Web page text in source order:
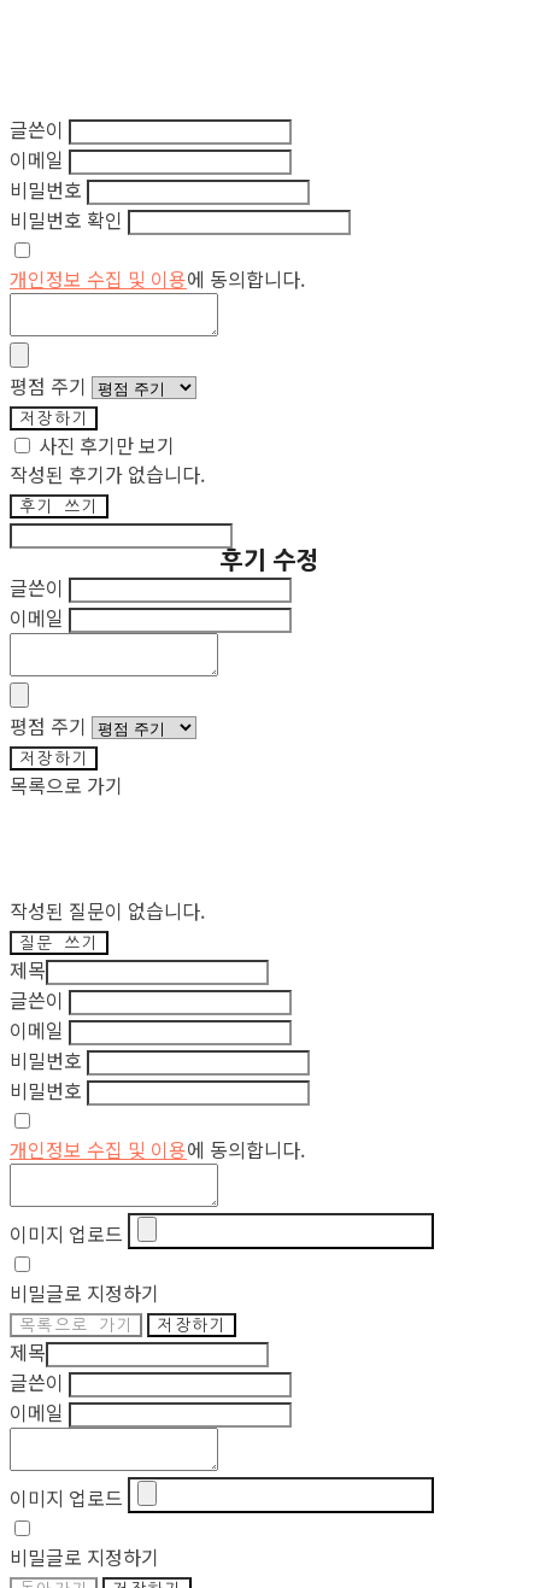
글쓴이
이메일
비밀번호
비밀번호 확인
개인정보 수집 및 이용에 동의합니다.
평점 주기
저장하기
사진 후기만 보기
작성된 후기가 없습니다.
후기 쓰기
후기 수정
글쓴이
이메일
평점 주기
저장하기
목록으로 가기
작성된 질문이 없습니다.
질문 쓰기
제목
글쓴이
이메일
비밀번호
비밀번호
개인정보 수집 및 이용에 동의합니다.
이미지 업로드
비밀글로 지정하기
목록으로 가기 저장하기
제목
글쓴이
이메일
이미지 업로드
비밀글로 지정하기